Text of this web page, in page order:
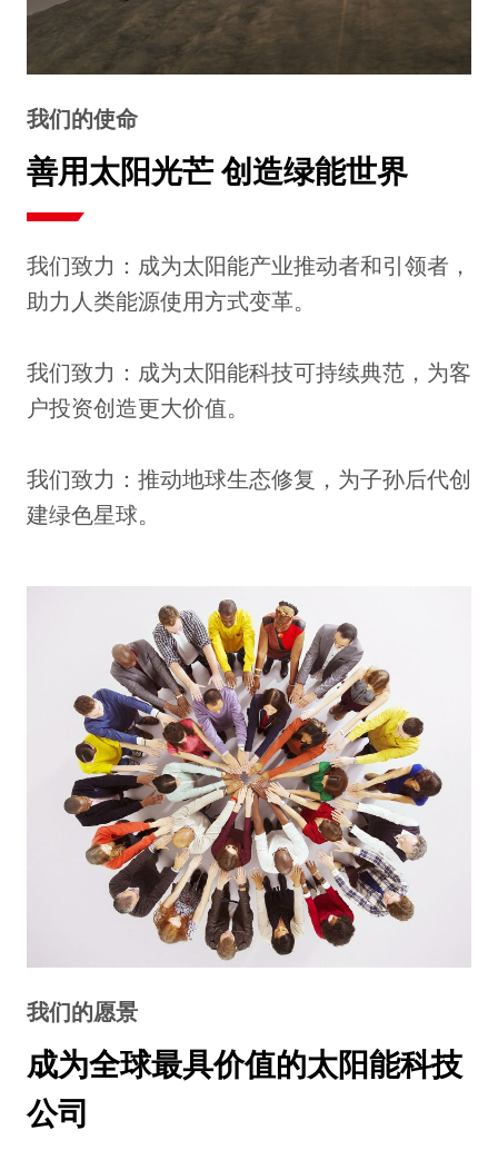
我们的使命
善用太阳光芒 创造绿能世界
我们致力：成为太阳能产业推动者和引领者，
助力人类能源使用方式变革。
我们致力：成为太阳能科技可持续典范，为客
户投资创造更大价值。
我们致力：推动地球生态修复，为子孙后代创
建绿色星球。
我们的愿景
成为全球最具价值的太阳能科技
公司